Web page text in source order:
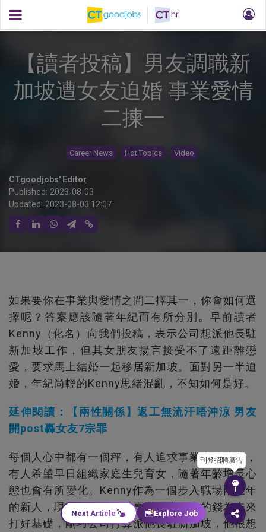
【讀者投稿】男友調職新
加坡遭女友迫婚 事業愛情
二揀一
Career News Hot Topics Video
CTgoodjobs' Editor
Published: 2023-08-03
Updated: 2023-08-03 12:07
如果要你在事業與愛情之間二擇其一，你會如何選
擇呢？答案應該隨著年紀而有所分別。早前讀者
Kenny（化名）向我們投稿，表示公司想派他長駐
新加坡工作，但其女朋友揚言接受不了遠距離戀
愛，要求馬上結婚一起移居新加坡。面對另一半迫
婚，年紀尚輕的Kenny思緒混亂，不知如何是好。
延伸閱讀：【兩性關係】返工無流汗唔沖涼 男友
開post轟女友7宗罪
每個人心中都有一個秤，有人追求事業上的成功，
有人希望早日組織家庭生兒育女，隨著年齡增長心
態也會有所變化。Kenny作為一個步入職場兩三年
的新人，現在最想闖一番事業，賺更多的錢為未來
打好基礎，剛巧公司打算派他長駐新加坡，他很想
刊登招聘廣告
Next Article Explore Job